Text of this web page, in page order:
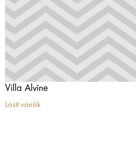
Villa Alvīne
Lasīt vairāk